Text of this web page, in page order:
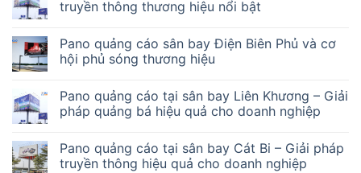
truyền thông thương hiệu nổi bật
Pano quảng cáo sân bay Điện Biên Phủ và cơ
hội phủ sóng thương hiệu
Pano quảng cáo tại sân bay Liên Khương – Giải
pháp quảng bá hiệu quả cho doanh nghiệp
Pano quảng cáo tại sân bay Cát Bi – Giải pháp
truyền thông hiệu quả cho doanh nghiệp